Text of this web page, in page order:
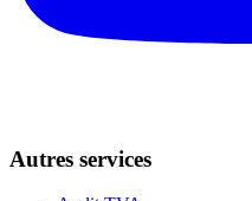
Autres services